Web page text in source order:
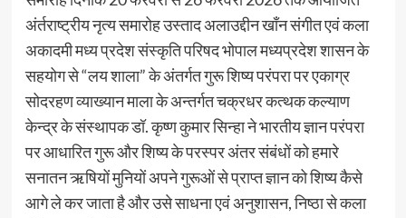
अंर्तराष्ट्रीय नृत्य समारोह उस्ताद अलाउद्दीन खाँन संगीत एवं कला
अकादमी मध्य प्रदेश संस्कृति परिषद भोपाल मध्यप्रदेश शासन के
सहयोग से “लय शाला” के अंतर्गत गुरू शिष्य परंपरा पर एकाग्र
सोदरहण व्याख्यान माला के अन्तर्गत चक्रधर कत्थक कल्याण
केन्द्र के संस्थापक डॉ. कृष्ण कुमार सिन्हा ने भारतीय ज्ञान परंपरा
पर आधारित गुरू और शिष्य के परस्पर अंतर संबंधों को हमारे
सनातन ऋषियों मुनियों अपने गुरूओं से प्राप्त ज्ञान को शिष्य कैसे
आगे ले कर जाता है और उसे साधना एवं अनुशासन, निष्ठा से कला